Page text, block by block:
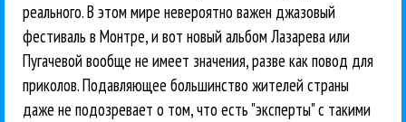
реального. В этом мире невероятно важен джазовый
фестиваль в Монтре, и вот новый альбом Лазарева или
Пугачевой вообще не имеет значения, разве как повод для
приколов. Подавляющее большинство жителей страны
даже не подозревает о том, что есть "эксперты" с такими